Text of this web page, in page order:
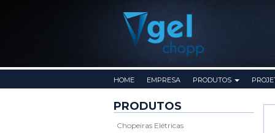
HOME EMPRESA PRODUTOS
PRODUTOS
Chopeiras Elétricas